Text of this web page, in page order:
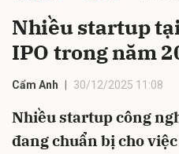
Nhiều startup
IPO trong năm
Cẩm Anh 30/12/2025 11:08
Nhiều startup công
đang chuẩn bị cho